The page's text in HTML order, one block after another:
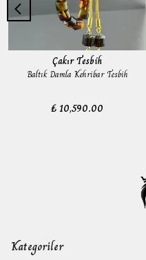
Çakır Tesbih
Baltık Damla Kehribar Tesbih
₺ 10,590.00
Kategoriler